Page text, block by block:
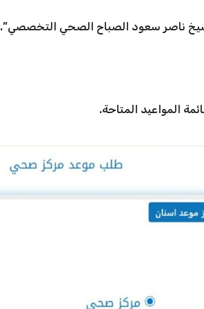
ناصر سعود الصباح الصحي التخصصي”.
المواعيد المتاحة.